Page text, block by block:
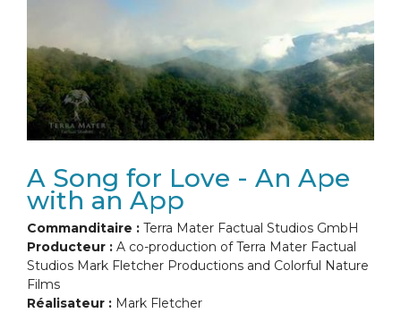
A Song for Love - An Ape
with an App
Commanditaire : Terra Mater Factual Studios GmbH
Producteur : A co-production of Terra Mater Factual
Studios Mark Fletcher Productions and Colorful Nature
Films
Réalisateur : Mark Fletcher